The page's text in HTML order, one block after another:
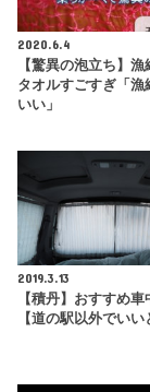
2020.6.4
【驚異の泡立ち】
タオルすごすぎ「漁
いい」
2019.3.13
【積丹】おすすめ
【道の駅以外でいい